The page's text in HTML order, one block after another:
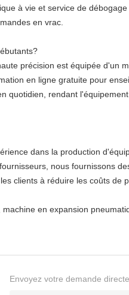
à vie et service de
en vrac.
précision est équipée d'un
en ligne gratuite pour
quotidien, rendant
dans la production
nous fournissons
clients à réduire les coûts de
machine en expansion
Envoyez votre demande